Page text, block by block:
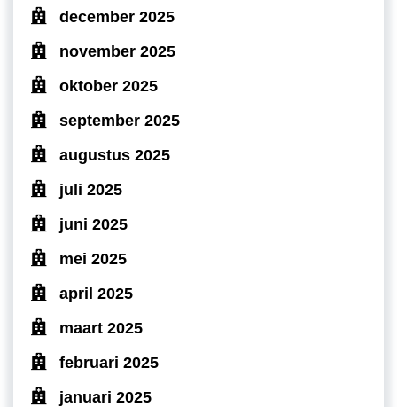
december 2025
november 2025
oktober 2025
september 2025
augustus 2025
juli 2025
juni 2025
mei 2025
april 2025
maart 2025
februari 2025
januari 2025